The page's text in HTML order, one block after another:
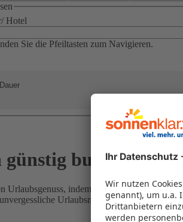
Hotel
Sie die Pfeiltasten zum Navigieren.
günstig buchen
Urlaubsgenuss, indem Flug und Hotel in
Urlaubsmomente erleben!